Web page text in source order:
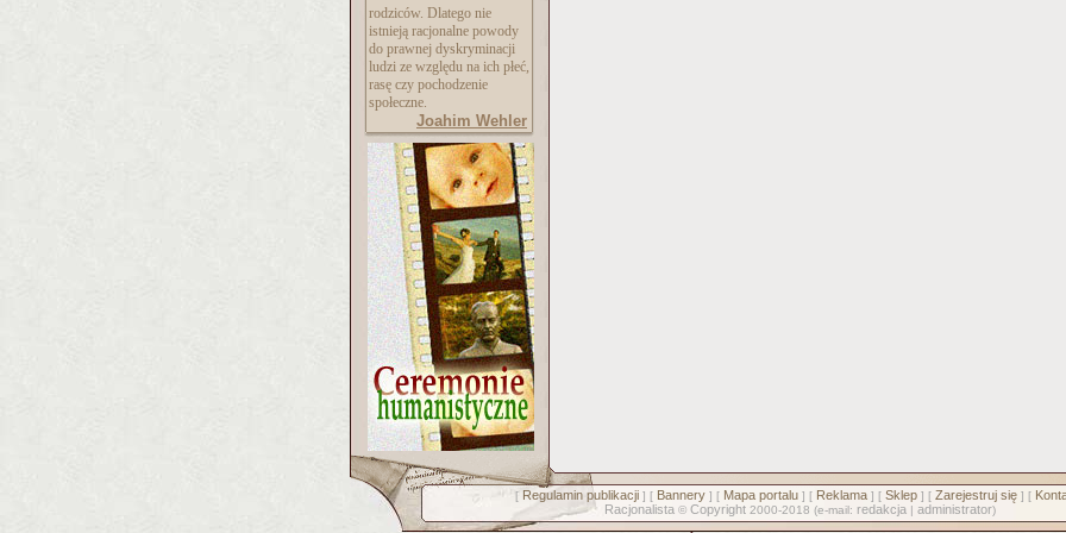
rodziców. Dlatego nie
istnieją racjonalne powody
do prawnej dyskryminacji
ludzi ze względu na ich płeć,
rasę czy pochodzenie
społeczne.
Joahim Wehler
[ Regulamin publikacji] [ Bannery] [ Mapa portalu] [ Reklama] [ Sklep] [ Zarejestruj się] [
Racjonalista © Copyright 2000-2018 (e-mail: redakcja | administrator)